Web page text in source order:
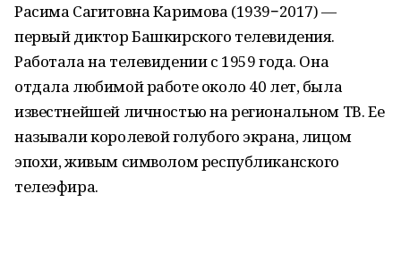
Расима Сагитовна Каримова (1939−2017) —
первый диктор Башкирского телевидения.
Работала на телевидении с 1959 года. Она
отдала любимой работе около 40 лет, была
известнейшей личностью на региональном ТВ. Ее
называли королевой голубого экрана, лицом
эпохи, живым символом республиканского
телеэфира.